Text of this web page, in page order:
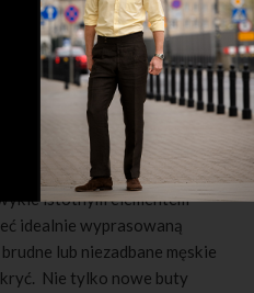
1 KOMENTARZ
buty?
istotnym elementem
idealnie wyprasowaną
lub niezadbane męskie
Nie tylko nowe buty